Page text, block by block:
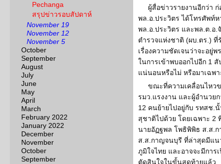
Pechanga
สรุปข่าวรอบสัปดาห์
November 19
November 12
November 5
October
September
August
July
June
May
April
March
February 2022
January 2022
December
November
October
September
ผู้สื่อข่าวรายงานอีกว่า
พล.อ.ประวิตร ได้โทรศัพท์
พล.อ.ประวิตร และพล.ต.อ
ตำรวจแห่งชาติ (ผบ.ตร.)
เรื่องความชัดเจนว่าจะอยู่
ในการเข้าพบออกไปอีก 1
แน่นอนหรือไม่ หรือมาเฉพ
ขณะที่ความเคลื่อนไหว
รมว.แรงงาน และผู้อำนวย
12 คนย้ายไปอยู่กับ รทสช.
สุชาติไปด้วย โดยเฉพาะ
นายอัฏฐพล โพธิพิพิธ ส.ส.
ส.ส.กาญจนบุรี ที่ล่าสุดมีแน
ภูมิใจไทย และอาจจะมีการ
ตัดสินใจในขั้นสุดท้ายแล้ว